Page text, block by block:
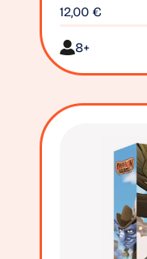
12,00€
8+